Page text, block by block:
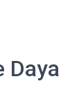
Daya